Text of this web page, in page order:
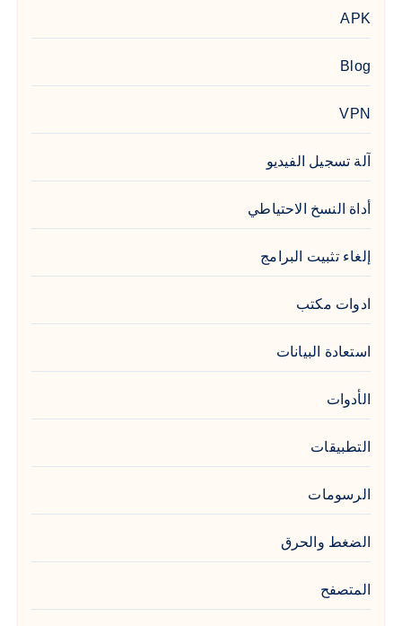
APK
Blog
VPN
آلة تسجيل الفيديو
أداة النسخ الاحتياطي
إلغاء تثبيت البرامج
ادوات مكتب
استعادة البيانات
الأدوات
التطبيقات
الرسومات
الضغط والحرق
المتصفح